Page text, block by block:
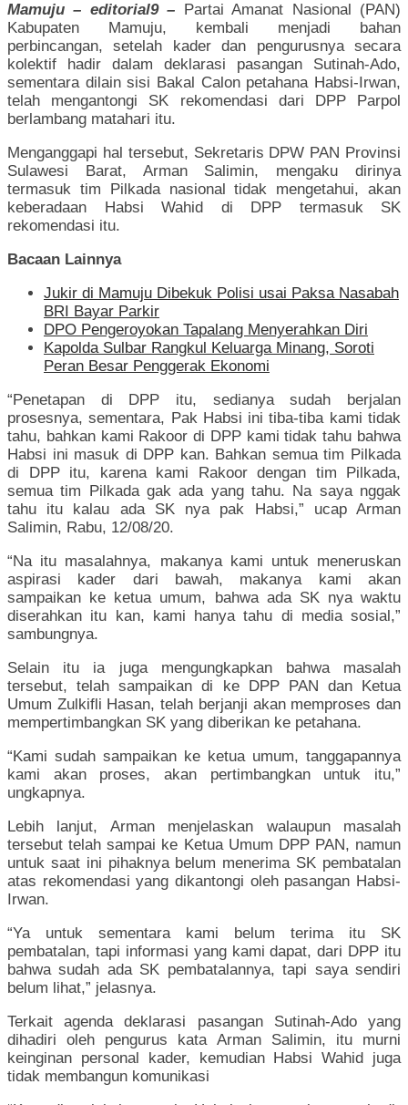
Mamuju – editorial9 – Partai Amanat Nasional (PAN)
Kabupaten Mamuju, kembali menjadi bahan
perbincangan, setelah kader dan pengurusnya secara
kolektif hadir dalam deklarasi pasangan Sutinah-Ado,
sementara dilain sisi Bakal Calon petahana Habsi-Irwan,
telah mengantongi SK rekomendasi dari DPP Parpol
berlambang matahari itu.
Menganggapi hal tersebut, Sekretaris DPW PAN Provinsi
Sulawesi Barat, Arman Salimin, mengaku dirinya
termasuk tim Pilkada nasional tidak mengetahui, akan
keberadaan Habsi Wahid di DPP termasuk SK
rekomendasi itu.
Bacaan Lainnya
Jukir di Mamuju Dibekuk Polisi usai Paksa Nasabah
BRI Bayar Parkir
DPO Pengeroyokan Tapalang Menyerahkan Diri
Kapolda Sulbar Rangkul Keluarga Minang, Soroti
Peran Besar Penggerak Ekonomi
“Penetapan di DPP itu, sedianya sudah berjalan
prosesnya, sementara, Pak Habsi ini tiba-tiba kami tidak
tahu, bahkan kami Rakoor di DPP kami tidak tahu bahwa
Habsi ini masuk di DPP kan. Bahkan semua tim Pilkada
di DPP itu, karena kami Rakoor dengan tim Pilkada,
semua tim Pilkada gak ada yang tahu. Na saya nggak
tahu itu kalau ada SK nya pak Habsi,” ucap Arman
Salimin, Rabu, 12/08/20.
“Na itu masalahnya, makanya kami untuk meneruskan
aspirasi kader dari bawah, makanya kami akan
sampaikan ke ketua umum, bahwa ada SK nya waktu
diserahkan itu kan, kami hanya tahu di media sosial,”
sambungnya.
Selain itu ia juga mengungkapkan bahwa masalah
tersebut, telah sampaikan di ke DPP PAN dan Ketua
Umum Zulkifli Hasan, telah berjanji akan memproses dan
mempertimbangkan SK yang diberikan ke petahana.
“Kami sudah sampaikan ke ketua umum, tanggapannya
kami akan proses, akan pertimbangkan untuk itu,”
ungkapnya.
Lebih lanjut, Arman menjelaskan walaupun masalah
tersebut telah sampai ke Ketua Umum DPP PAN, namun
untuk saat ini pihaknya belum menerima SK pembatalan
atas rekomendasi yang dikantongi oleh pasangan Habsi-
Irwan.
“Ya untuk sementara kami belum terima itu SK
pembatalan, tapi informasi yang kami dapat, dari DPP itu
bahwa sudah ada SK pembatalannya, tapi saya sendiri
belum lihat,” jelasnya.
Terkait agenda deklarasi pasangan Sutinah-Ado yang
dihadiri oleh pengurus kata Arman Salimin, itu murni
keinginan personal kader, kemudian Habsi Wahid juga
tidak membangun komunikasi